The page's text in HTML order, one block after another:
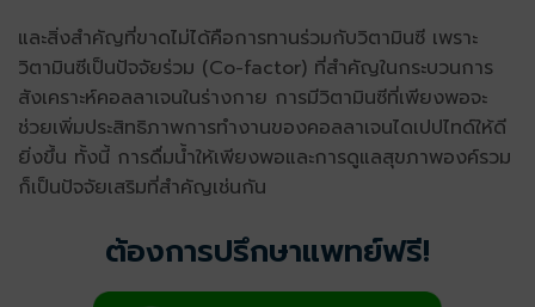
และสิ่งสำคัญที่ขาดไม่ได้คือการทานร่วมกับวิตามินซี เพราะ
วิตามินซีเป็นปัจจัยร่วม (Co-factor) ที่สำคัญในกระบวนการ
สังเคราะห์คอลลาเจนในร่างกาย การมีวิตามินซีที่เพียงพอจะ
ช่วยเพิ่มประสิทธิภาพการทำงานของคอลลาเจนไดเปปไทด์ให้ดี
ยิ่งขึ้น ทั้งนี้ การดื่มน้ำให้เพียงพอและการดูแลสุขภาพองค์รวม
ก็เป็นปัจจัยเสริมที่สำคัญเช่นกัน
ต้องการปรึกษาแพทย์ฟรี!